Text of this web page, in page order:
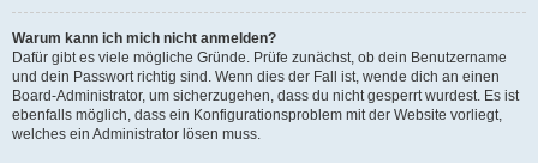
Warum kann ich mich nicht anmelden?
Dafür gibt es viele mögliche Gründe. Prüfe zunächst, ob dein Benutzername
und dein Passwort richtig sind. Wenn dies der Fall ist, wende dich an einen
Board-Administrator, um sicherzugehen, dass du nicht gesperrt wurdest. Es ist
ebenfalls möglich, dass ein Konfigurationsproblem mit der Website vorliegt,
welches ein Administrator lösen muss.